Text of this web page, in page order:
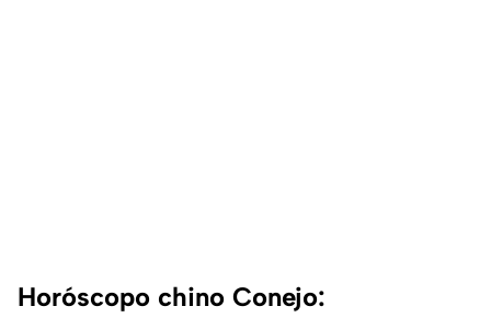
Horóscopo chino Conejo: